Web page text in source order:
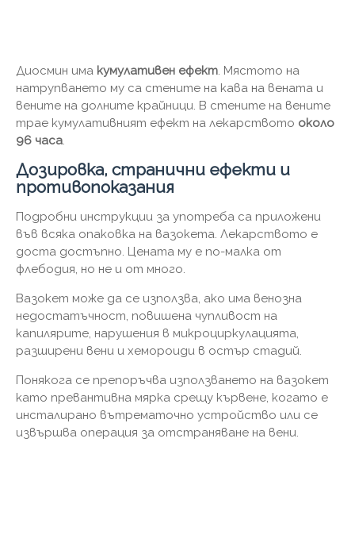
Диосмин има кумулативен ефект. Мястото на
натрупването му са стените на кава на вената и
вените на долните крайници. В стените на вените
трае кумулативният ефект на лекарството около
96 часа.
Дозировка, странични ефекти и
противопоказания
Подробни инструкции за употреба са приложени
във всяка опаковка на вазокета. Лекарството е
доста достъпно. Цената му е по-малка от
флебодия, но не и от много.
Вазокет може да се използва, ако има венозна
недостатъчност, повишена чупливост на
капилярите, нарушения в микроциркулацията,
разширени вени и хемороиди в остър стадий.
Понякога се препоръчва използването на вазокет
като превантивна мярка срещу кървене, когато е
инсталирано вътрематочно устройство или се
извършва операция за отстраняване на вени.